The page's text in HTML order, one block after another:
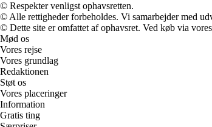
© Respekter venligst ophavsretten.
© Alle rettigheder forbeholdes. Vi samarbejder med
© Dette site er omfattet af ophavsret. Ved køb via
Mød os
Vores rejse
Vores grundlag
Redaktionen
Støt os
Vores placeringer
Information
Gratis ting